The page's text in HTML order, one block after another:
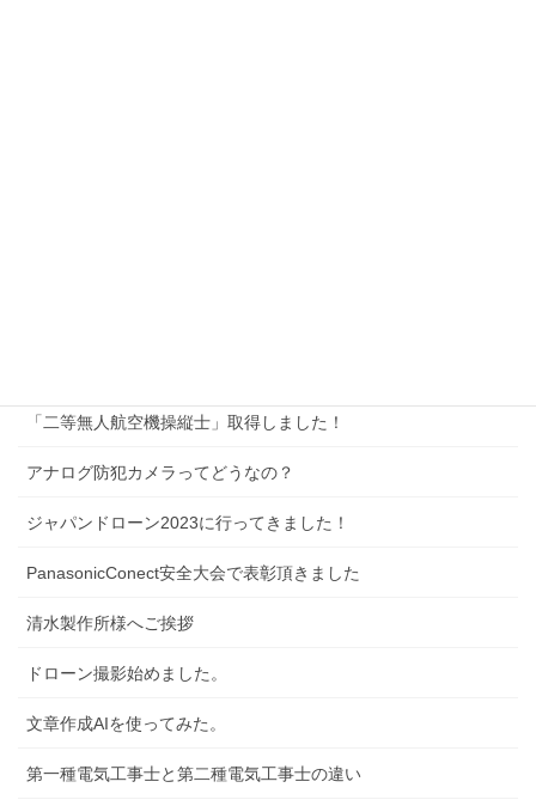
「二等無人航空機操縦士」取得しました！
アナログ防犯カメラってどうなの？
ジャパンドローン2023に行ってきました！
PanasonicConect安全大会で表彰頂きました
清水製作所様へご挨拶
ドローン撮影始めました。
文章作成AIを使ってみた。
第一種電気工事士と第二種電気工事士の違い